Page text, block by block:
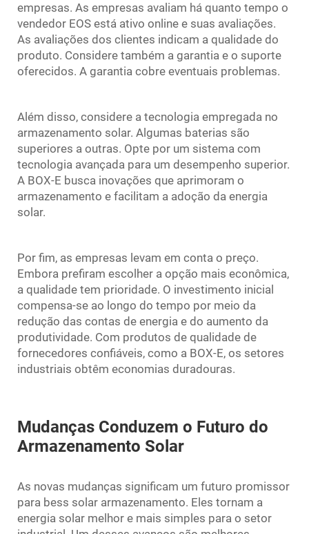
empresas. As empresas avaliam há quanto tempo o
vendedor EOS está ativo online e suas avaliações.
As avaliações dos clientes indicam a qualidade do
produto. Considere também a garantia e o suporte
oferecidos. A garantia cobre eventuais problemas.
Além disso, considere a tecnologia empregada no
armazenamento solar. Algumas baterias são
superiores a outras. Opte por um sistema com
tecnologia avançada para um desempenho superior.
A BOX-E busca inovações que aprimoram o
armazenamento e facilitam a adoção da energia
solar.
Por fim, as empresas levam em conta o preço.
Embora prefiram escolher a opção mais econômica,
a qualidade tem prioridade. O investimento inicial
compensa-se ao longo do tempo por meio da
redução das contas de energia e do aumento da
produtividade. Com produtos de qualidade de
fornecedores confiáveis, como a BOX-E, os setores
industriais obtêm economias duradouras.
Mudanças Conduzem o Futuro do
Armazenamento Solar
As novas mudanças significam um futuro promissor
para bess solar armazenamento. Eles tornam a
energia solar melhor e mais simples para o setor